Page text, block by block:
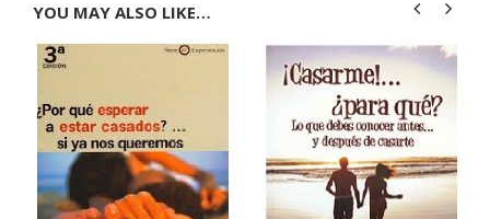
YOU MAY ALSO LIKE…